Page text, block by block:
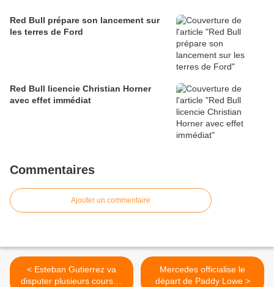
Red Bull prépare son lancement sur
les terres de Ford
Red Bull licencie Christian Horner
avec effet immédiat
Commentaires
Ajouter un commentaire
< Esteban Gutierrez va
disputer plusieurs courses
Mercedes officialise le
départ de Paddy Lowe >